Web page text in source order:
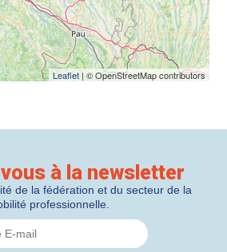
Leaflet| © OpenStreetMap contributors
à la newsletter
de la fédération et du secteur de la
professionnelle.